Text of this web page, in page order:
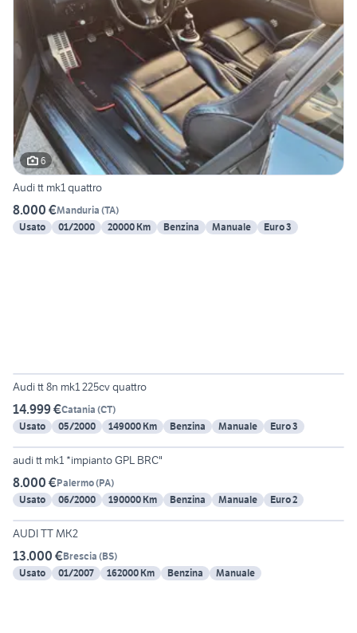
6
Audi tt mk1 quattro
8.000 €Manduria (TA)
Usato
01/2000 20000 Km Benzina Manuale Euro 3
Audi tt 8n mk1 225cv quattro
14.999 €Catania (CT)
Usato
05/2000 149000 Km Benzina Manuale Euro 3
6
audi tt mk1 *impianto GPL BRC"
8.000 €Palermo(PA)
Usato
06/2000 190000 Km Benzina Manuale Euro 2
4
AUDI TT MK2
13.000 €Brescia (BS)
Usato
01/2007 162000 Km Benzina Manuale